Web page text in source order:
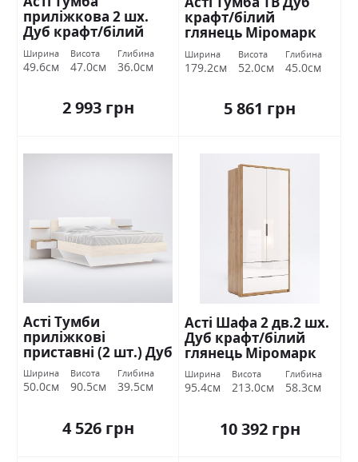
приліжкова 2 шх.
Дуб крафт/білий
глянець Міромарк
Ширина
49.6см
Висота
47.0см
Глибина
36.0см
2 993 грн
крафт/білий
глянець Міромарк
Ширина
179.2см
Висота
52.0см
Глибина
45.0см
5 861 грн
Асті Тумби
приліжкові
приставні (2 шт.) Дуб
крафт/білий
глянець Міромарк
Ширина
50.0см
Висота
90.5см
Глибина
39.5см
4 526 грн
Асті Шафа 2 дв.2 шх.
Дуб крафт/білий
глянець Міромарк
Ширина
95.4см
Висота
213.0см
Глибина
58.3см
10 392 грн